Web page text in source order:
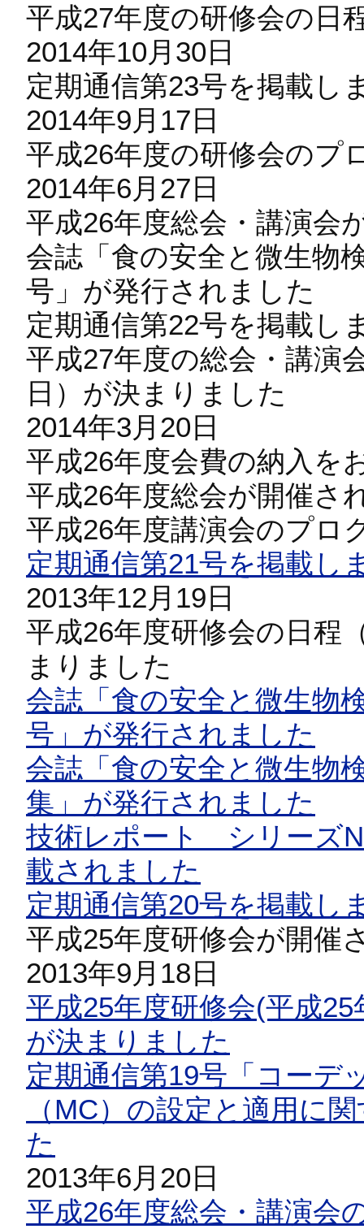
平成27年度の研修会の日
2014年10月30日
定期通信第23号を掲載し
2014年9月17日
平成26年度の研修会のプ
2014年6月27日
平成26年度総会・講演会
会誌「食の安全と微生物
号」が発行されました
定期通信第22号を掲載し
平成27年度の総会・講演
日）が決まりました
2014年3月20日
平成26年度会費の納入を
平成26年度総会が開催さ
平成26年度講演会のプロ
定期通信第21号を掲載し
2013年12月19日
平成26年度研修会の日程
まりました
会誌「食の安全と微生物
号」が発行されました
会誌「食の安全と微生物
集」が発行されました
技術レポート シリーズ
載されました
定期通信第20号を掲載し
平成25年度研修会が開催
2013年9月18日
平成25年度研修会(平成
が決まりました
定期通信第19号「コーデ
（MC）の設定と適用に
た
2013年6月20日
平成26年度総会・講演会